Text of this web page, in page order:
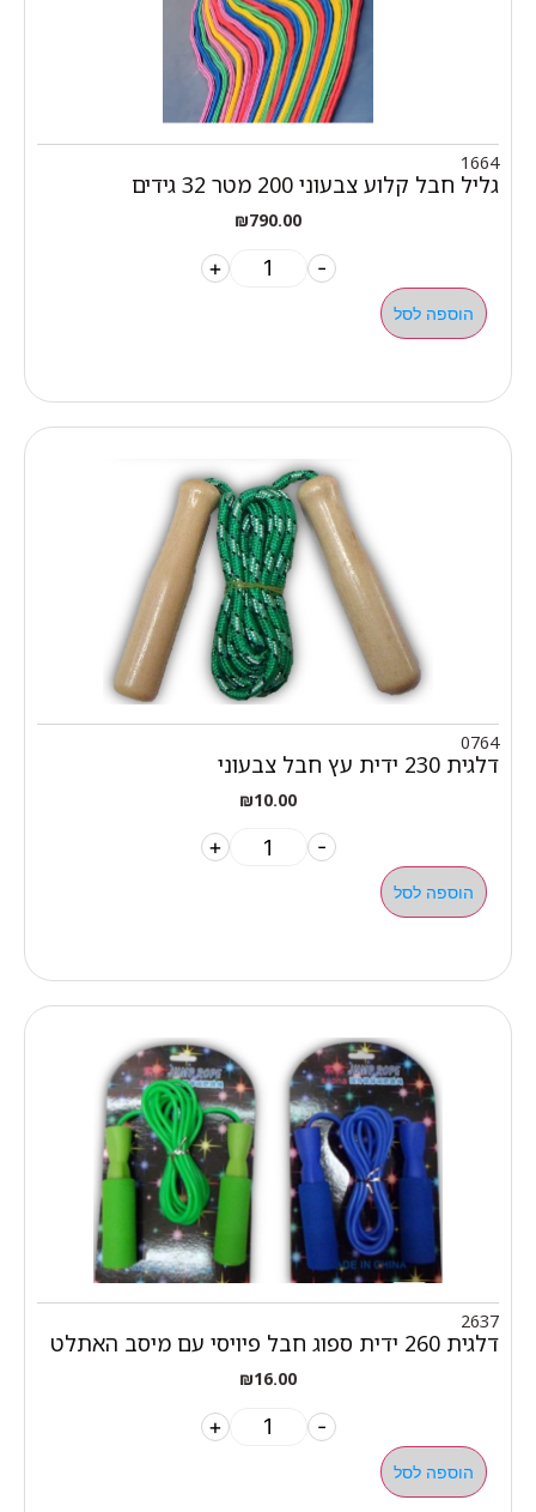
1664
גליל חבל קלוע צבעוני 200 מטר 32 גידים
₪790.00
-
+
הוספה לסל
0764
דלגית 230 ידית עץ חבל צבעוני
₪10.00
-
+
הוספה לסל
2637
דלגית 260 ידית ספוג חבל פיויסי עם מיסב האתלט
₪16.00
-
+
הוספה לסל